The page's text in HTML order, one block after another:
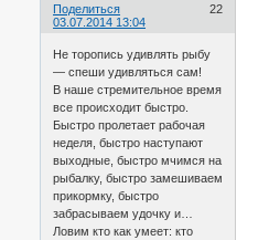
Поделиться
22
03.07.2014 13:04
Не торопись удивлять рыбу
— спеши удивляться сам!
В наше стремительное время
все происходит быстро.
Быстро пролетает рабочая
неделя, быстро наступают
выходные, быстро мчимся на
рыбалку, быстро замешиваем
прикормку, быстро
забрасываем удочку и…
Ловим кто как умеет: кто